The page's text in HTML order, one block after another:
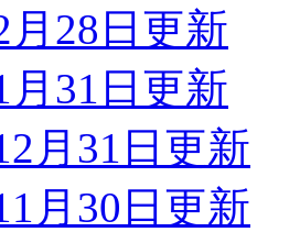
月28日更新
月31日更新
月31日更新
月30日更新